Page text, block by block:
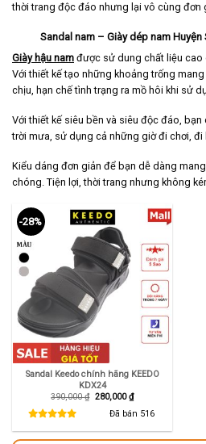
thời trang độc đáo nhưng lại vô cùng đơn
Sandal nam – Giày dép nam Huyện
Giày hậu nam được sử dung chất liệu cao
Với thiết kế tạo những khoảng trống
chịu, hạn chế tình trạng ra mồ hôi khi sử
Với thiết kế siêu bền và siêu độc đáo,
trời mưa, sử dụng cả những giờ đi chơi, đi
Kiểu dáng đơn giản để bạn dễ dàng
chóng. Tiện lợi, thời trang nhưng không
-28%
Sandal Keedo chính hãng KEEDO
KDX24
390,000₫ Giá
280,000₫Giá
hiện
tại
Đã bán 516